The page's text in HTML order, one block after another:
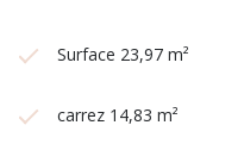
Surface 23,97 m²
carrez 14,83 m²